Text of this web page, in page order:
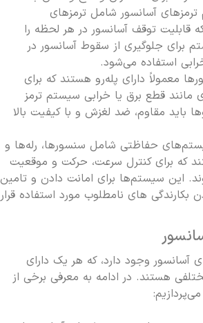
آسانسور شامل ترمزهای
قابلیت توقف آسانسور در هر لحظه را
برای جلوگیری از سقوط آسانسور در
استفاده می‌شود.
معمولاً دارای پله‌رو هستند که برای
مانند قطع برق یا خرابی سیستم ترمز
باید مقاوم، ضد لغزش و با کیفیت بالا
حفاظتی شامل سنسورها، رله‌ها و
که برای کنترل سرعت، حرکت و موقعیت
این سیستم‌ها برای امانت دادن و تامین
بكارندگی های نامطلوب مورد استفاده قرار
آسانسور وجود دارد، که هر یک دارای
هستند. در ادامه به معرفی برخی از